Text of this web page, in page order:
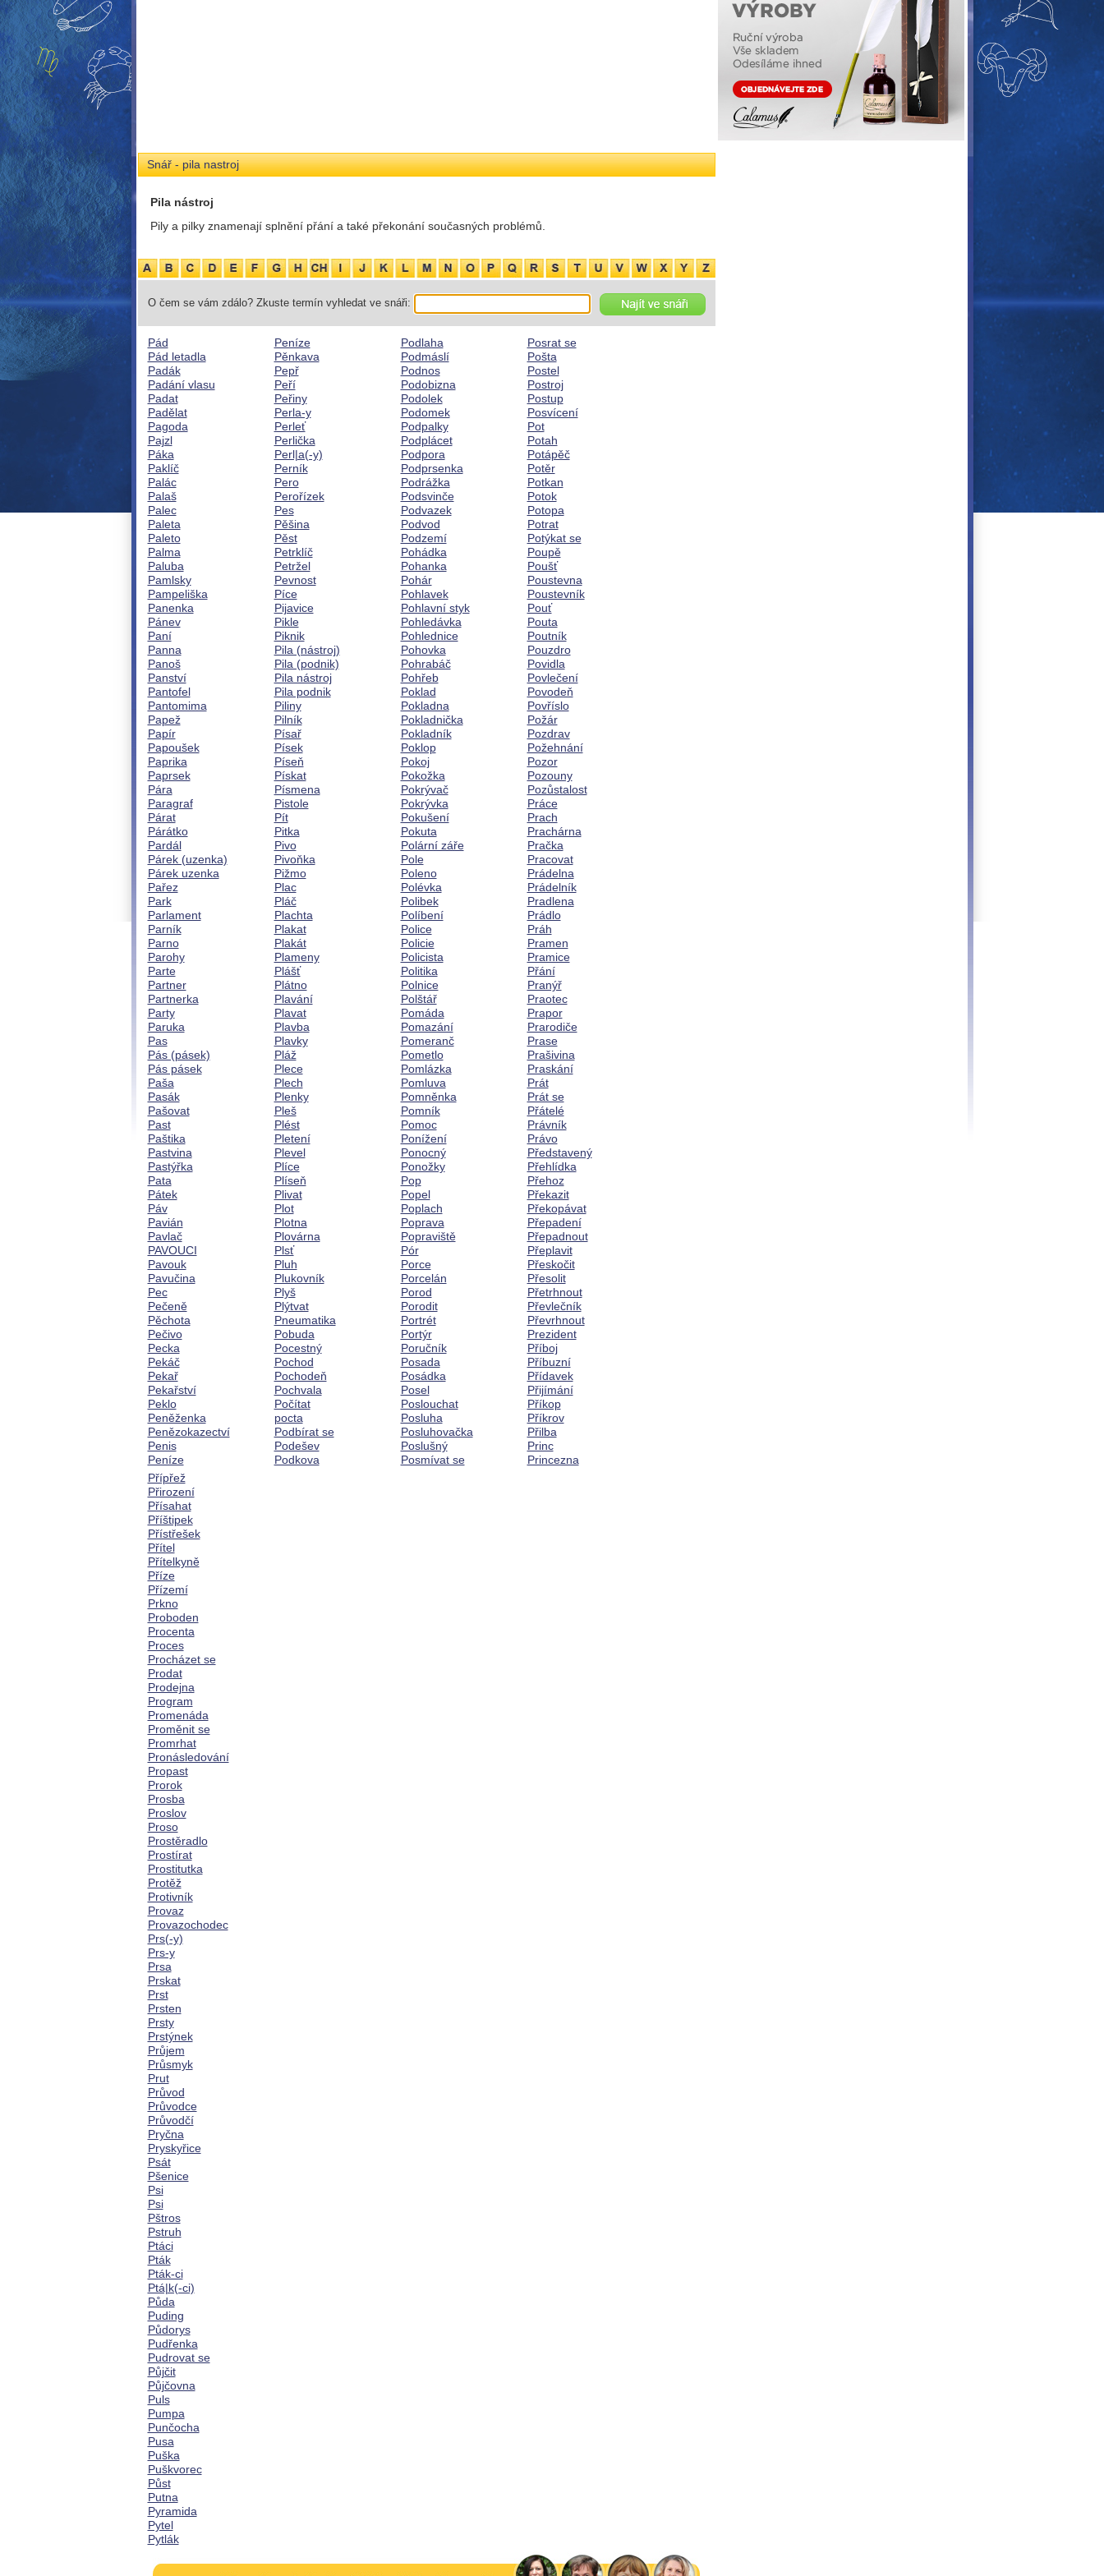
Snář - pila nastroj
Pila nástroj
Pily a pilky znamenají splnění přání a také překonání současných problémů.
O čem se vám zdálo? Zkuste termín vyhledat ve snáři:
Pád
Pád letadla
Padák
Padání vlasu
Padat
Padělat
Pagoda
Pajzl
Páka
Paklíč
Palác
Palaš
Palec
Paleta
Paleto
Palma
Paluba
Pamlsky
Pampeliška
Panenka
Pánev
Paní
Panna
Panoš
Panství
Pantofel
Pantomima
Papež
Papír
Papoušek
Paprika
Paprsek
Pára
Paragraf
Párat
Párátko
Pardál
Párek (uzenka)
Párek uzenka
Pařez
Park
Parlament
Parník
Parno
Parohy
Parte
Partner
Partnerka
Party
Paruka
Pas
Pás (pásek)
Pás pásek
Paša
Pasák
Pašovat
Past
Paštika
Pastvina
Pastýřka
Pata
Pátek
Páv
Pavián
Pavlač
PAVOUCI
Pavouk
Pavučina
Pec
Pečeně
Pěchota
Pečivo
Pecka
Pekáč
Pekař
Pekařství
Peklo
Peněženka
Penězokazectví
Penis
Peníze
Peníze
Pěnkava
Pepř
Peří
Peřiny
Perla-y
Perleť
Perlička
Perl|a(-y)
Perník
Pero
Perořízek
Pes
Pěšina
Pěst
Petrklíč
Petržel
Pevnost
Píce
Pijavice
Pikle
Piknik
Pila (nástroj)
Pila (podnik)
Pila nástroj
Pila podnik
Piliny
Pilník
Písař
Písek
Píseň
Pískat
Písmena
Pistole
Pít
Pitka
Pivo
Pivoňka
Pižmo
Plac
Pláč
Plachta
Plakat
Plakát
Plameny
Plášť
Plátno
Plavání
Plavat
Plavba
Plavky
Pláž
Plece
Plech
Plenky
Pleš
Plést
Pletení
Plevel
Plíce
Plíseň
Plivat
Plot
Plotna
Plovárna
Plsť
Pluh
Plukovník
Plyš
Plýtvat
Pneumatika
Pobuda
Pocestný
Pochod
Pochodeň
Pochvala
Počítat
pocta
Podbírat se
Podešev
Podkova
Podlaha
Podmáslí
Podnos
Podobizna
Podolek
Podomek
Podpalky
Podplácet
Podpora
Podprsenka
Podrážka
Podsvinče
Podvazek
Podvod
Podzemí
Pohádka
Pohanka
Pohár
Pohlavek
Pohlavní styk
Pohledávka
Pohlednice
Pohovka
Pohrabáč
Pohřeb
Poklad
Pokladna
Pokladnička
Pokladník
Poklop
Pokoj
Pokožka
Pokrývač
Pokrývka
Pokušení
Pokuta
Polární záře
Pole
Poleno
Polévka
Polibek
Políbení
Police
Policie
Policista
Politika
Polnice
Polštář
Pomáda
Pomazání
Pomeranč
Pometlo
Pomlázka
Pomluva
Pomněnka
Pomník
Pomoc
Ponížení
Ponocný
Ponožky
Pop
Popel
Poplach
Poprava
Popraviště
Pór
Porce
Porcelán
Porod
Porodit
Portrét
Portýr
Poručník
Posada
Posádka
Posel
Poslouchat
Posluha
Posluhovačka
Poslušný
Posmívat se
Posrat se
Pošta
Postel
Postroj
Postup
Posvícení
Pot
Potah
Potápěč
Potěr
Potkan
Potok
Potopa
Potrat
Potýkat se
Poupě
Poušť
Poustevna
Poustevník
Pouť
Pouta
Poutník
Pouzdro
Povidla
Povlečení
Povodeň
Povříslo
Požár
Pozdrav
Požehnání
Pozor
Pozouny
Pozůstalost
Práce
Prach
Prachárna
Pračka
Pracovat
Prádelna
Prádelník
Pradlena
Prádlo
Práh
Pramen
Pramice
Přání
Pranýř
Praotec
Prapor
Prarodiče
Prase
Prašivina
Praskání
Prát
Prát se
Přátelé
Právník
Právo
Představený
Přehlídka
Přehoz
Překazit
Překopávat
Přepadení
Přepadnout
Přeplavit
Přeskočit
Přesolit
Přetrhnout
Převlečník
Převrhnout
Prezident
Příboj
Příbuzní
Přídavek
Přijímání
Příkop
Příkrov
Přilba
Princ
Princezna
Přípřež
Přirození
Přísahat
Příštipek
Přístřešek
Přítel
Přítelkyně
Příze
Přízemí
Prkno
Proboden
Procenta
Proces
Procházet se
Prodat
Prodejna
Program
Promenáda
Proměnit se
Promrhat
Pronásledování
Propast
Prorok
Prosba
Proslov
Proso
Prostěradlo
Prostírat
Prostitutka
Protěž
Protivník
Provaz
Provazochodec
Prs(-y)
Prs-y
Prsa
Prskat
Prst
Prsten
Prsty
Prstýnek
Průjem
Průsmyk
Prut
Průvod
Průvodce
Průvodčí
Pryčna
Pryskyřice
Psát
Pšenice
Psi
Psi
Pštros
Pstruh
Ptáci
Pták
Pták-ci
Ptá|k(-ci)
Půda
Puding
Půdorys
Pudřenka
Pudrovat se
Půjčit
Půjčovna
Puls
Pumpa
Punčocha
Pusa
Puška
Puškvorec
Půst
Putna
Pyramida
Pytel
Pytlák